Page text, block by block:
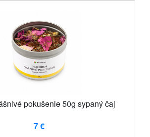
pokušenie 50g sypaný čaj
7 €